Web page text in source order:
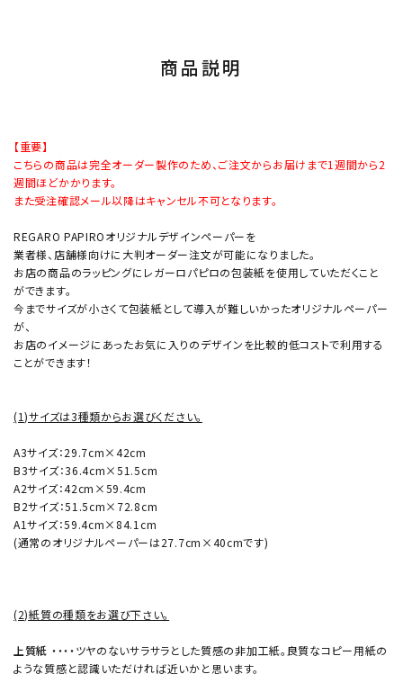
商品説明
【重要】
こちらの商品は完全オーダー製作のため、ご注文からお届けまで1週間から2
週間ほどかかります。
また受注確認メール以降はキャンセル不可となります。
REGARO PAPIROオリジナルデザインペーパーを
業者様、店舗様向けに大判オーダー注文が可能になりました。
お店の商品のラッピングにレガーロパピロの包装紙を使用していただくこと
ができます。
今までサイズが小さくて包装紙として導入が難しいかったオリジナルペーパー
が、
お店のイメージにあったお気に入りのデザインを比較的低コストで利用する
ことができます！
(1)サイズは3種類からお選びください。
A3サイズ：29.7cm×42cm
B3サイズ：36.4cm×51.5cm
A2サイズ：42cm×59.4cm
B2サイズ：51.5cm×72.8cm
A1サイズ：59.4cm×84.1cm
(通常のオリジナルペーパーは27.7cm×40cmです)
(2)紙質の種類をお選び下さい。
上質紙 ・・・・ツヤのないサラサラとした質感の非加工紙。良質なコピー用紙の
ような質感と認識いただければ近いかと思います。